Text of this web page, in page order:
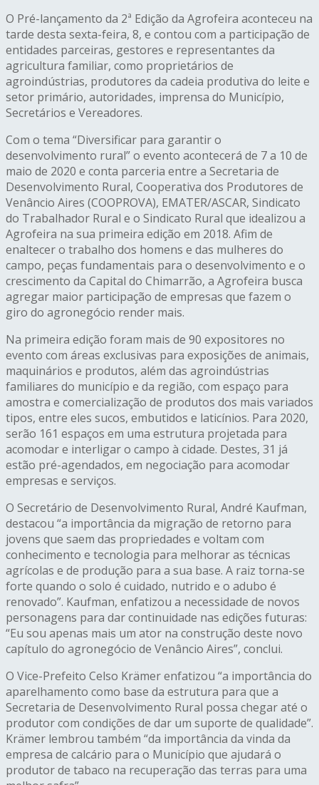
O Pré-lançamento da 2ª Edição da Agrofeira aconteceu na
tarde desta sexta-feira, 8, e contou com a participação de
entidades parceiras, gestores e representantes da
agricultura familiar, como proprietários de
agroindústrias, produtores da cadeia produtiva do leite e
setor primário, autoridades, imprensa do Município,
Secretários e Vereadores.
Com o tema “Diversificar para garantir o
desenvolvimento rural” o evento acontecerá de 7 a 10 de
maio de 2020 e conta parceria entre a Secretaria de
Desenvolvimento Rural, Cooperativa dos Produtores de
Venâncio Aires (COOPROVA), EMATER/ASCAR, Sindicato
do Trabalhador Rural e o Sindicato Rural que idealizou a
Agrofeira na sua primeira edição em 2018. Afim de
enaltecer o trabalho dos homens e das mulheres do
campo, peças fundamentais para o desenvolvimento e o
crescimento da Capital do Chimarrão, a Agrofeira busca
agregar maior participação de empresas que fazem o
giro do agronegócio render mais.
Na primeira edição foram mais de 90 expositores no
evento com áreas exclusivas para exposições de animais,
maquinários e produtos, além das agroindústrias
familiares do município e da região, com espaço para
amostra e comercialização de produtos dos mais variados
tipos, entre eles sucos, embutidos e laticínios. Para 2020,
serão 161 espaços em uma estrutura projetada para
acomodar e interligar o campo à cidade. Destes, 31 já
estão pré-agendados, em negociação para acomodar
empresas e serviços.
O Secretário de Desenvolvimento Rural, André Kaufman,
destacou “a importância da migração de retorno para
jovens que saem das propriedades e voltam com
conhecimento e tecnologia para melhorar as técnicas
agrícolas e de produção para a sua base. A raiz torna-se
forte quando o solo é cuidado, nutrido e o adubo é
renovado”. Kaufman, enfatizou a necessidade de novos
personagens para dar continuidade nas edições futuras:
“Eu sou apenas mais um ator na construção deste novo
capítulo do agronegócio de Venâncio Aires”, conclui.
O Vice-Prefeito Celso Krämer enfatizou “a importância do
aparelhamento como base da estrutura para que a
Secretaria de Desenvolvimento Rural possa chegar até o
produtor com condições de dar um suporte de qualidade”.
Krämer lembrou também “da importância da vinda da
empresa de calcário para o Município que ajudará o
produtor de tabaco na recuperação das terras para uma